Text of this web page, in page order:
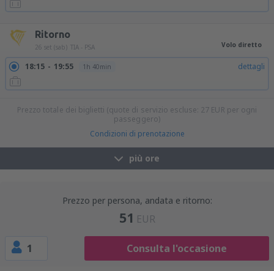
Ritorno
26 set (sab) TIA - PSA Volo diretto
18:15 19:55 1h 40min dettagli
Prezzo totale dei biglietti (quote di servizio escluse: 27 EUR per ogni
passeggero)
Condizioni di prenotazione
più ore
Prezzo per persona, andata e ritorno:
51 EUR
1 Consulta l'occasione